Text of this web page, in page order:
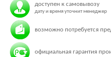
доступен к самовывозу
дату и время уточнит менеджер
возможно потребуется
официальная гарантия